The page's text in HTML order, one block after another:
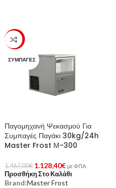
-23%
ΣΥΜΠΑΓΈΣ
Παγομηχανή Ψεκασμού Για
Συμπαγές Παγάκι 30kg/24h
Master Frost Μ-300
1.467,00€ 1.128,40€ με ΦΠΑ
Προσθήκη Στο Καλάθι
Brand:Master Frost